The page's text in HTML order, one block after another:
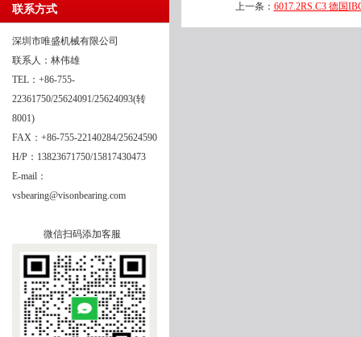
联系方式
深圳市唯盛机械有限公司
联系人：林伟雄
TEL：+86-755-
22361750/25624091/25624093(转
8001)
FAX：+86-755-22140284/25624590
H/P：13823671750/15817430473
E-mail：
vsbearing@visonbearing.com
微信扫码添加客服
上一条： 6017.2RS.C3 德国